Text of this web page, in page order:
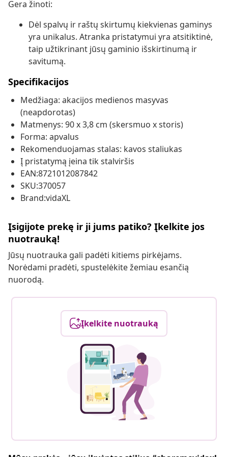
Gera žinoti:
Dėl spalvų ir raštų skirtumų kiekvienas gaminys
yra unikalus. Atranka pristatymui yra atsitiktinė,
taip užtikrinant jūsų gaminio išskirtinumą ir
savitumą.
Specifikacijos
Medžiaga: akacijos medienos masyvas
(neapdorotas)
Matmenys: 90 x 3,8 cm (skersmuo x storis)
Forma: apvalus
Rekomenduojamas stalas: kavos staliukas
Į pristatymą įeina tik stalviršis
EAN:8721012087842
SKU:370057
Brand:vidaXL
Įsigijote prekę ir ji jums patiko? Įkelkite jos
nuotrauką!
Jūsų nuotrauka gali padėti kitiems pirkėjams.
Norėdami pradėti, spustelėkite žemiau esančią
nuorodą.
Įkelkite nuotrauką